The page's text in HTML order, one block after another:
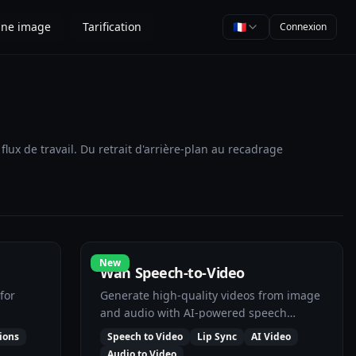
image Tarification 🇫🇷 Connexion
de travail. Du retrait d'arrière-plan au recadrage
New
Wan Speech-to-Video
Generate high-quality videos from image
and audio with AI-powered speech
synthesis and lip sync.
Speech to Video Lip Sync
AI Video